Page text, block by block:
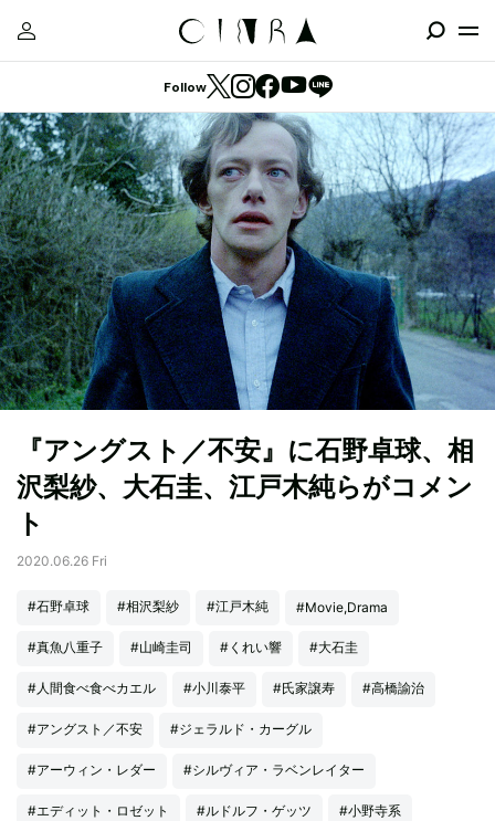
Follow
『アングスト／不安』に石野卓球、相
沢梨紗、大石圭、江戸木純らがコメン
ト
2020.06.26 Fri
#石野卓球 #相沢梨紗 #江戸木純 #Movie,Drama
#真魚八重子 #山崎圭司 #くれい響 #大石圭
#人間食べ食べカエル #小川泰平 #氏家譲寿 #高橋諭治
#アングスト／不安 #ジェラルド・カーグル
#アーウィン・レダー #シルヴィア・ラベンレイター
#エディット・ロゼット #ルドルフ・ゲッツ #小野寺系